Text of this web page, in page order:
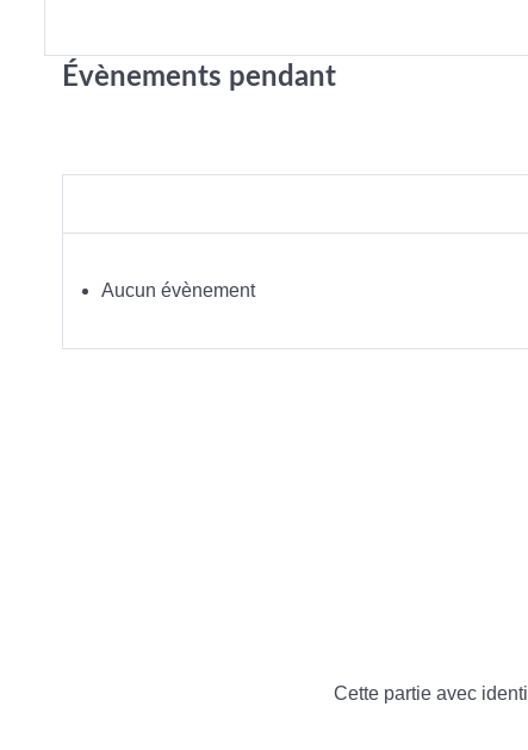
Évènements pendant
Aucun évènement
Cette partie avec